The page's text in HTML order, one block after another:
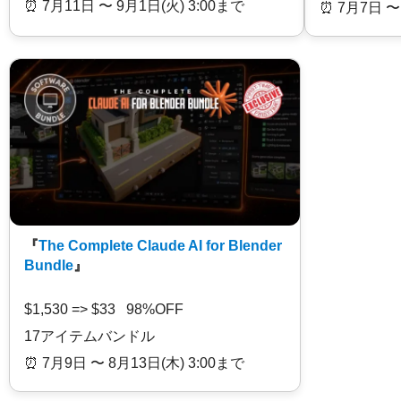
⏰️ 7月11日 〜 9月1日(火) 3:00まで
⏰️ 7月7日
『The Complete Claude AI for Blender
Bundle 』
$1,530 => $33 98%OFF
17アイテムバンドル
⏰️ 7月9日 〜 8月13日(木) 3:00まで